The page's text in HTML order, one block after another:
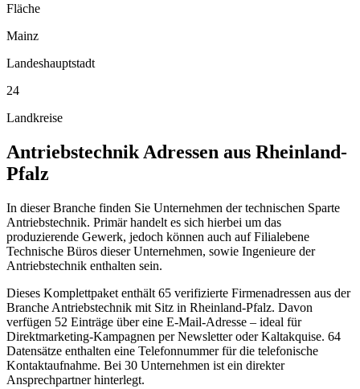
Fläche
Mainz
Landeshauptstadt
24
Landkreise
Antriebstechnik Adressen aus Rheinland-
Pfalz
In dieser Branche finden Sie Unternehmen der technischen Sparte
Antriebstechnik. Primär handelt es sich hierbei um das
produzierende Gewerk, jedoch können auch auf Filialebene
Technische Büros dieser Unternehmen, sowie Ingenieure der
Antriebstechnik enthalten sein.
Dieses Komplettpaket enthält 65 verifizierte Firmenadressen aus der
Branche Antriebstechnik mit Sitz in Rheinland-Pfalz. Davon
verfügen 52 Einträge über eine E-Mail-Adresse – ideal für
Direktmarketing-Kampagnen per Newsletter oder Kaltakquise. 64
Datensätze enthalten eine Telefonnummer für die telefonische
Kontaktaufnahme. Bei 30 Unternehmen ist ein direkter
Ansprechpartner hinterlegt.